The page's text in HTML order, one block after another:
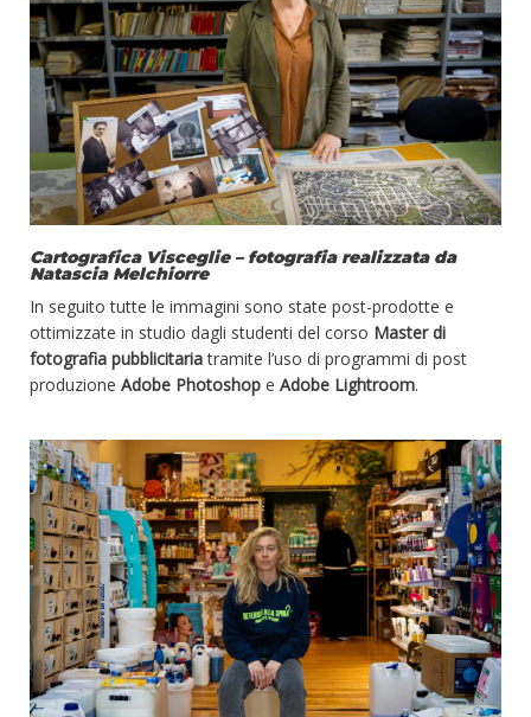
Cartografica Visceglie – fotografia realizzata da
Natascia Melchiorre
In seguito tutte le immagini sono state post-prodotte e
ottimizzate in studio dagli studenti del corso Master di
fotografia pubblicitariatramite l’uso di programmi di post
produzione Adobe Photoshop e Adobe Lightroom.